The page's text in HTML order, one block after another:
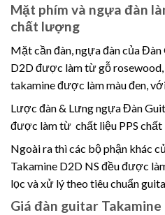
Mặt phím và ngựa đàn
chất lượng
Mặt cần đàn, ngựa đàn của
D2D được làm từ gỗ
takamine được làm màu đen,
Lược đàn & Lưng ngựa Đàn
được làm từ chất liệu PPS
Ngoài ra thì các bộ phận khác
Takamine D2D NS đều được
lọc và xử lý theo tiêu chuẩn
Giá đàn guitar